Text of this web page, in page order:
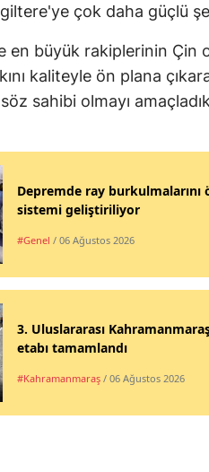
çok daha güçlü
en büyük rakiplerinin Çin
kaliteyle ön plana
sahibi olmayı
Depremde ray
sistemi geliştiriliyor
#Genel / 06 Ağustos 2026
3. Uluslararası
etabı tamamlandı
#Kahramanmaraş / 06 Ağustos 2026